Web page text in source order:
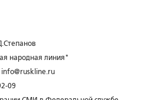
народная линия"
info@ruskline.ru
09